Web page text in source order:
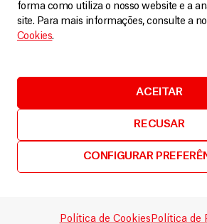
forma como utiliza o nosso website e a
site. Para mais informações, consulte a
Cookies.
ACEITAR
RECUSAR
CONFIGURAR
Política de Cookies Política de
DASHT-E-BARCHI:
MATERNIDADE DA MSF